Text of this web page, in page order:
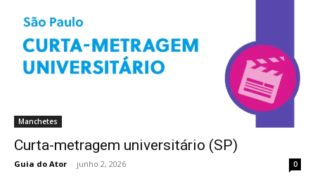
Manchetes
Curta-metragem universitário (SP)
Guia do Ator - junho 2, 2026 0